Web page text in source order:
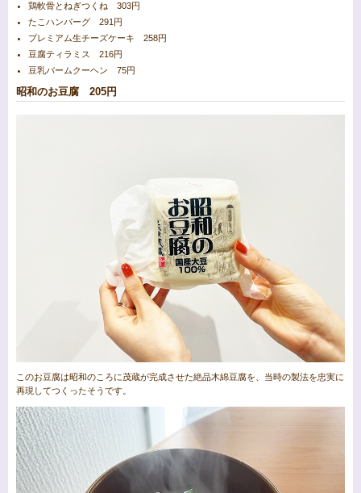
鶏軟骨とねぎつくね 303円
たこハンバーグ 291円
プレミアム生チーズケーキ 258円
豆腐ティラミス 216円
豆乳バームクーヘン 75円
昭和のお豆腐 205円
このお豆腐は昭和のころに茂蔵が完成させた絶品木綿豆腐を、当時の製法を忠実に
再現してつくったそうです。